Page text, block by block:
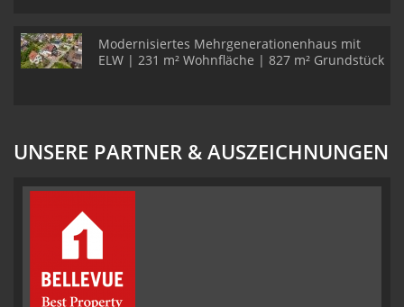
Modernisiertes Mehrgenerationenhaus mit
ELW | 231 m² Wohnfläche | 827 m² Grundstück
UNSERE PARTNER & AUSZEICHNUNGEN